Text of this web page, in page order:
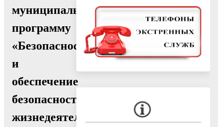
муниципальную
программу
«Безопасность
и
обеспечение
безопасности
жизнедеятельности